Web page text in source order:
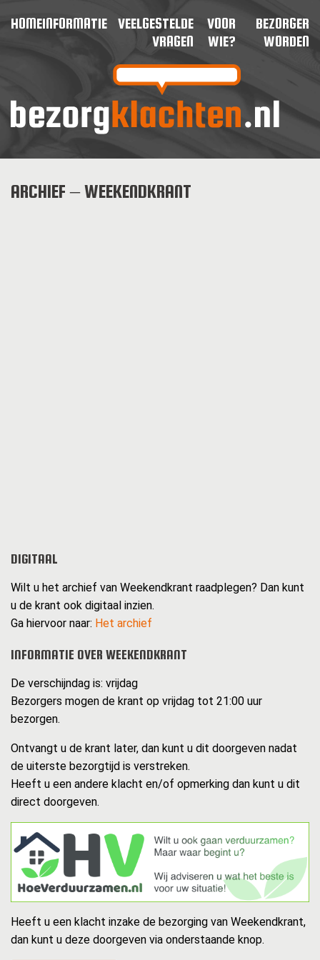
HOMEINFORMATIE
VEELGESTELDE
VRAGEN
VOOR
WIE?
BEZORGER
WORDEN
ARCHIEF – WEEKENDKRANT
DIGITAAL
Wilt u het archief van Weekendkrant raadplegen? Dan kunt
u de krant ook digitaal inzien.
Ga hiervoor naar: Het archief
INFORMATIE OVER WEEKENDKRANT
De verschijndag is: vrijdag
Bezorgers mogen de krant op vrijdag tot 21:00 uur
bezorgen.
Ontvangt u de krant later, dan kunt u dit doorgeven nadat
de uiterste bezorgtijd is verstreken.
Heeft u een andere klacht en/of opmerking dan kunt u dit
direct doorgeven.
Heeft u een klacht inzake de bezorging van Weekendkrant,
dan kunt u deze doorgeven via onderstaande knop.